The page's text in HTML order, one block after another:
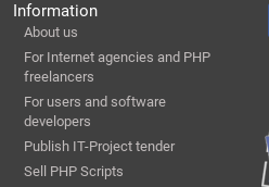
Information
About us
For Internet agencies and PHP
freelancers
For users and software
developers
Publish IT-Project tender
Sell PHP Scripts